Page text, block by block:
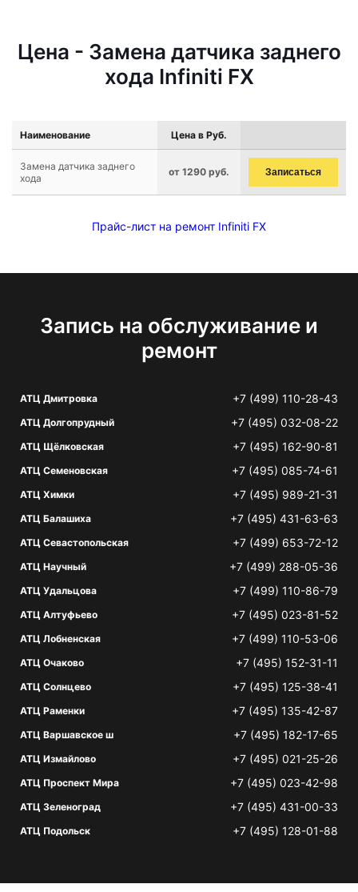
Цена - Замена датчика заднего
хода Infiniti FX
Наименование Цена в Руб.
Замена датчика заднего
хода
от 1290 руб. Записаться
Прайс-лист на ремонт Infiniti FX
Запись на обслуживание и
ремонт
АТЦ Дмитровка +7 (499) 110-28-43
АТЦ Долгопрудный +7 (495) 032-08-22
АТЦ Щёлковская +7 (495) 162-90-81
АТЦ Семеновская +7 (495) 085-74-61
АТЦ Химки +7 (495) 989-21-31
АТЦ Балашиха +7 (495) 431-63-63
АТЦ Севастопольская +7 (499) 653-72-12
АТЦ Научный +7 (499) 288-05-36
АТЦ Удальцова +7 (499) 110-86-79
АТЦ Алтуфьево +7 (495) 023-81-52
АТЦ Лобненская +7 (499) 110-53-06
АТЦ Очаково +7 (495) 152-31-11
АТЦ Солнцево +7 (495) 125-38-41
АТЦ Раменки +7 (495) 135-42-87
АТЦ Варшавское ш +7 (495) 182-17-65
АТЦ Измайлово +7 (495) 021-25-26
АТЦ Проспект Мира +7 (495) 023-42-98
АТЦ Зеленоград +7 (495) 431-00-33
АТЦ Подольск +7 (495) 128-01-88